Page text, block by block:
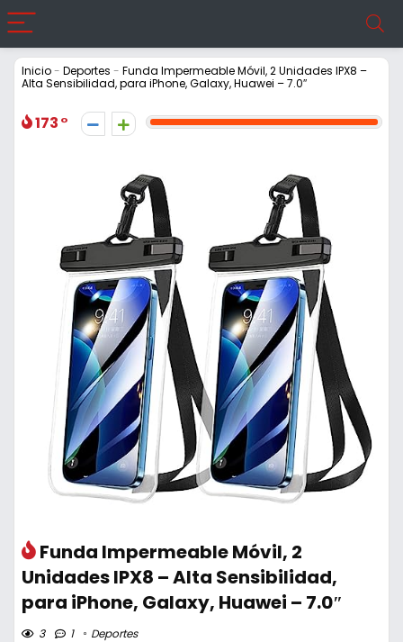
Inicio- Deportes - Funda Impermeable Móvil, 2 Unidades IPX8 –
Alta Sensibilidad, para iPhone, Galaxy, Huawei – 7.0″
173
Funda Impermeable Móvil, 2
Unidades IPX8 – Alta Sensibilidad,
para iPhone, Galaxy, Huawei – 7.0″
3 1 Deportes